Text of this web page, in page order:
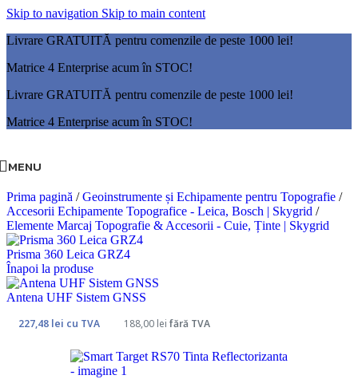
Skip to navigation Skip to main content
Livrare GRATUITĂ pentru comenzile de peste 1000 lei!
Matrice 4 Enterprise acum în STOC!
Livrare GRATUITĂ pentru comenzile de peste 1000 lei!
Matrice 4 Enterprise acum în STOC!
MENU
Prima pagină / Geoinstrumente și Echipamente pentru Topografie /
Accesorii Echipamente Topografice - Leica, Bosch | Skygrid /
Elemente Marcaj Topografie & Accesorii - Cuie, Ținte | Skygrid
Prisma 360 Leica GRZ4
Înapoi la produse
Antena UHF Sistem GNSS
188,00 lei fără TVA
227,48 lei cu TVA